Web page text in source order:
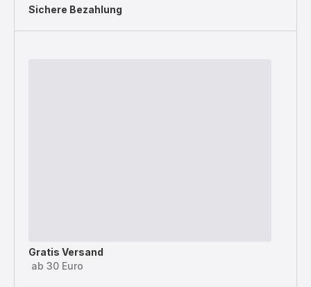
Sichere Bezahlung
Gratis Versand
ab 30 Euro